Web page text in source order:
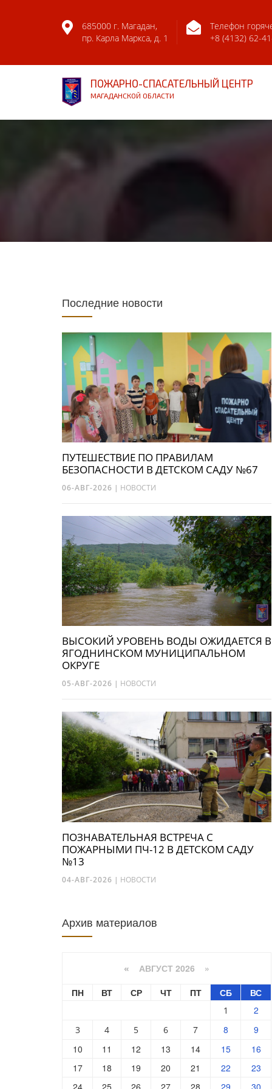
685000 г. Магадан,
пр. Карла Маркса, д. 1
Телефон
+8 (4132) 62-
ПОЖАРНО-СПАСАТЕЛЬНЫЙ ЦЕНТР
МАГАДАНСКОЙ ОБЛАСТИ
Последние новости
ПУТЕШЕСТВИЕ ПО ПРАВИЛАМ
БЕЗОПАСНОСТИ В ДЕТСКОМ САДУ №67
06-АВГ-2026 | НОВОСТИ
ВЫСОКИЙ УРОВЕНЬ ВОДЫ ОЖИДАЕТСЯ В
ЯГОДНИНСКОМ МУНИЦИПАЛЬНОМ
ОКРУГЕ
05-АВГ-2026 | НОВОСТИ
ПОЗНАВАТЕЛЬНАЯ ВСТРЕЧА С
ПОЖАРНЫМИ ПЧ-12 В ДЕТСКОМ САДУ
№13
04-АВГ-2026 | НОВОСТИ
Архив материалов
« АВГУСТ 2026 »
ПН
ВТ СР ЧТ ПТ СБ ВС
1 2
3 4 5 6 7 8
9
10
11 12 13 14 15
16
17
18 19 20 21 22
23
24
25 26 27 28 29 30